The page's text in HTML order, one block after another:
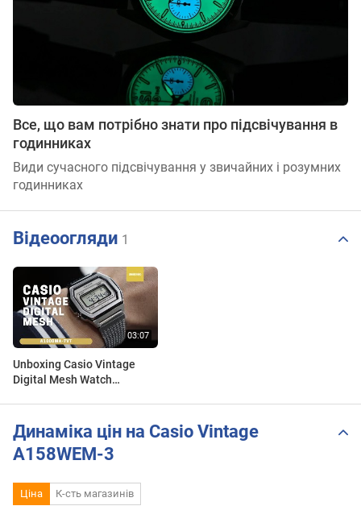
Все, що вам потрібно знати про підсвічування в
годинниках
Види сучасного підсвічування у звичайних і розумних
годинниках
Відеоогляди 1
Unboxing Casio Vintage
Digital Mesh Watch
Динаміка цін на Casio Vintage
A158WEM-3
Ціна К-сть магазинів